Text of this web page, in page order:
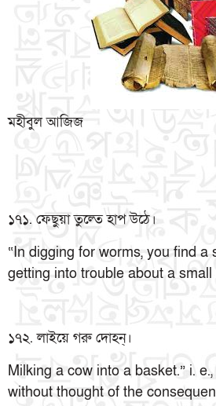
মহীবুল আজিজ
১৭১. ফেছুয়া তুল্তে হাপ উঠে।
“In digging for worms, you find a
getting into trouble about a small
১৭২. লাইয়ে গরু দোহন্।
Milking a cow into a basket.” i.
without thought of the